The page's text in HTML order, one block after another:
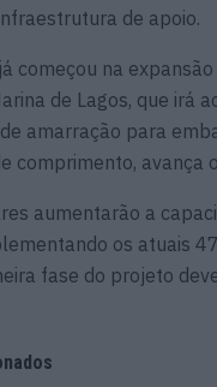
de apoio.
começou na
de Lagos, que irá
amarração para
comprimento, avança
aumentarão a
os atuais
fase do projeto